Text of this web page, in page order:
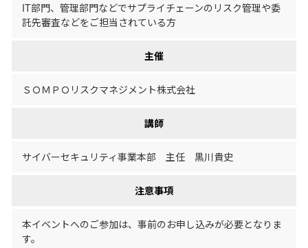
IT部門、管理部門などでサプライチェーンのリスク管理や委
託先審査などをご担当されている方
主催
ＳＯＭＰＯリスクマネジメント株式会社
講師
サイバーセキュリティ事業本部 主任 黒川貴史
注意事項
本イベントへのご参加は、事前のお申し込みが必要となりま
す。